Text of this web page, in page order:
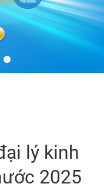
lý kinh
2025